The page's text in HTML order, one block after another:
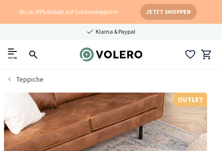
Bis zu 40% Rabatt auf Outdoorteppiche JETZT SHOPPEN
Klarna & Paypal
menu
Teppiche
OUTLET